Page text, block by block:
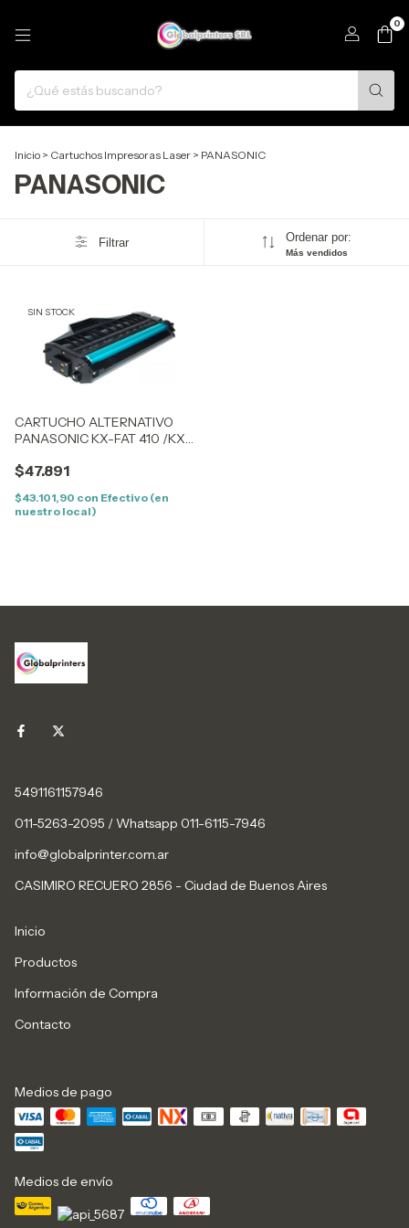
0
Inicio > Cartuchos Impresoras Laser > PANASONIC
PANASONIC
Filtrar Ordenar por:
Más vendidos
SIN STOCK
CARTUCHO ALTERNATIVO
PANASONIC KX-FAT 410 /KX
1520/1520AG/1500AG/1530AG
$47.891
$43.101,90 con Efectivo (en
nuestro local)
5491161157946
011-5263-2095 / Whatsapp 011-6115-7946
info@globalprinter.com.ar
CASIMIRO RECUERO 2856 - Ciudad de Buenos Aires
Inicio
Productos
Información de Compra
Contacto
Medios de pago
Medios de envío